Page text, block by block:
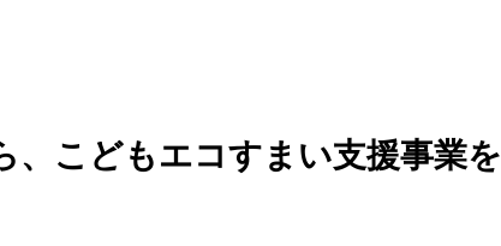
、こどもエコすまい支援事業を